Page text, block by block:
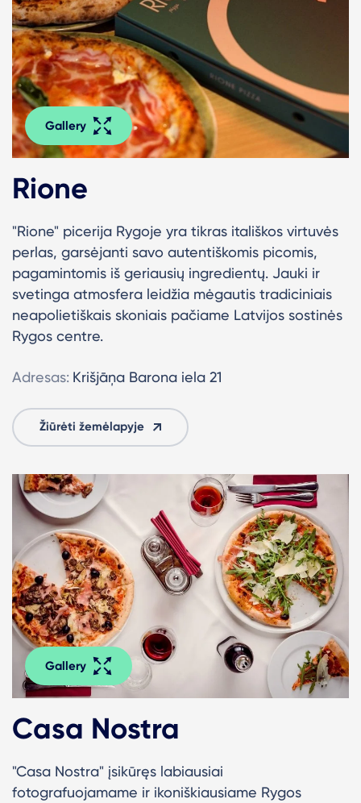
Gallery
Rione
"Rione" picerija Rygoje yra tikras itališkos virtuvės
perlas, garsėjanti savo autentiškomis picomis,
pagamintomis iš geriausių ingredientų. Jauki ir
svetinga atmosfera leidžia mėgautis tradiciniais
neapolietiškais skoniais pačiame Latvijos sostinės
Rygos centre.
Adresas: Krišjāņa Barona iela 21
Žiūrėti žemėlapyje
Gallery
Casa Nostra
"Casa Nostra" įsikūręs labiausiai
fotografuojamame ir ikoniškiausiame Rygos